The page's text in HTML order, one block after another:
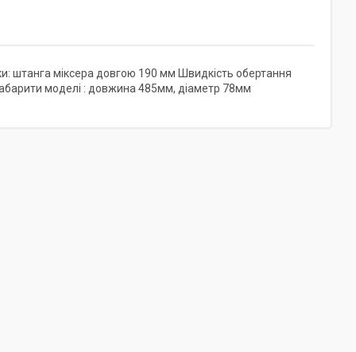
штанга міксера довгою 190 мм Швидкість обертання
моделі : довжина 485мм, діаметр 78мм